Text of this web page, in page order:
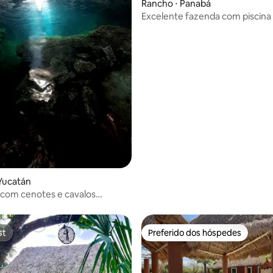
cenotes e cavalos
Rancho ⋅ Panabá
Excelente fazenda com piscina
Preferido dos hóspedes
Preferido dos hóspedes